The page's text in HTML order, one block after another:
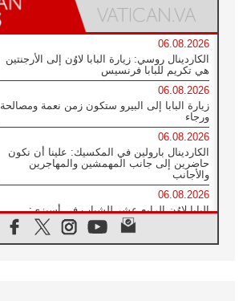
06.08.2026
الكاردينال روسي: زيارة البابا لاوُن إلى الأرجنتين
هي تكريم للبابا فرنسيس
06.08.2026
زيارة البابا إلى البيرو ستكون زمن نعمة ومصالحة
ورجاء
06.08.2026
الكاردينال بارولين في المكسيك: علينا أن نكون
حاضرين إلى جانب المهمشين والمهاجرين
والأجانب
06.08.2026
البابا لاوُن الرابع عشر للشباب في أسيزي:
"أوروبا والعالم يبحثان اليوم عن قديسين جُدد